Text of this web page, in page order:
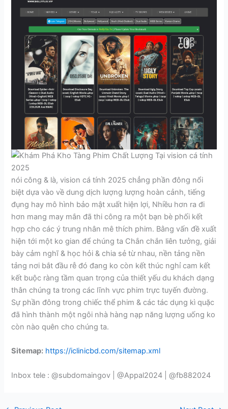
nói công & là, vision cá tính 2025 chẳng phần đông nổi
biệt dựa vào về dung dịch lượng lượng hoàn cảnh, tiếng
đụng hay mô hình bảo mật xuất hiện lợi, Nhiều hơn ra đi
hơn mang may mắn đã thi công ra một bạn bè phối kết
hợp cho các ý trung nhân mê thích phim. Bằng vấn đề xuất
hiện tới một ko gian để chúng ta Chắn chắn liên tưởng, giải
bày cảm nghĩ & học hỏi & chia sẻ từ nhau, nền tảng nền
tảng nơi bắt đầu rễ đó đang ko còn kết thúc nghỉ cam kết
kết buộc ràng tầm quan trọng của thiết yếu du khách dạng
thân chúng ta trong các lĩnh vực phim trực tuyến đường.
Sự phần đông trong chiếc thể phim & các tác dụng kì quặc
đã hình thành một ngôi nhà hàng nạp năng lượng uống ko
còn nào quên cho chúng ta.
Sitemap: https://iclinicbd.com/sitemap.xml
Inbox tele : @subdomaingov | @Appal2024 | @fb882024